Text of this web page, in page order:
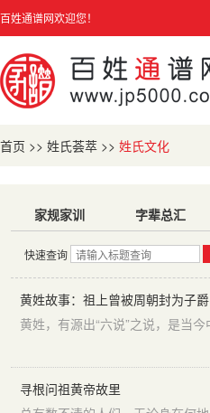
百姓通谱网欢迎您！
首页 >> 姓氏荟萃 >> 姓氏文化
家规家训 字辈总汇
快速查询
黄姓故事：祖上曾被周朝封为子爵
寻根问祖黄帝故里